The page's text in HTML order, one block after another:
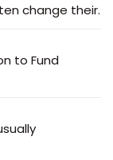
change their.
to Fund